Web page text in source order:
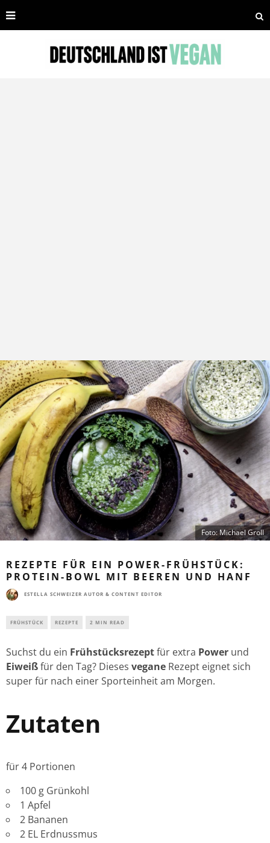
Foto: Michael Groll
REZEPTE FÜR EIN POWER-FRÜHSTÜCK:
PROTEIN-BOWL MIT BEEREN UND HANF
ESTELLA SCHWEIZER AUTOR & CONTENT EDITOR
FRÜHSTÜCK REZEPTE 2 MIN READ
Suchst du ein Frühstücksrezeptfür extra Power und
Eiweißfür den Tag? Dieses vegane Rezept eignet sich
super für nach einer Sporteinheit am Morgen.
Zutaten
für 4 Portionen
100 g Grünkohl
1 Apfel
2 Bananen
2 EL Erdnussmus